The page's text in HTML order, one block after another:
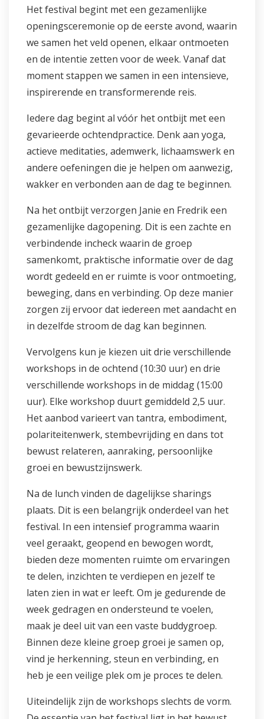
Het festival begint met een gezamenlijke
openingsceremonie op de eerste avond, waarin
we samen het veld openen, elkaar ontmoeten
en de intentie zetten voor de week. Vanaf dat
moment stappen we samen in een intensieve,
inspirerende en transformerende reis.
Iedere dag begint al vóór het ontbijt met een
gevarieerde ochtendpractice. Denk aan yoga,
actieve meditaties, ademwerk, lichaamswerk en
andere oefeningen die je helpen om aanwezig,
wakker en verbonden aan de dag te beginnen.
Na het ontbijt verzorgen Janie en Fredrik een
gezamenlijke dagopening. Dit is een zachte en
verbindende incheck waarin de groep
samenkomt, praktische informatie over de dag
wordt gedeeld en er ruimte is voor ontmoeting,
beweging, dans en verbinding. Op deze manier
zorgen zij ervoor dat iedereen met aandacht en
in dezelfde stroom de dag kan beginnen.
Vervolgens kun je kiezen uit drie verschillende
workshops in de ochtend (10:30 uur) en drie
verschillende workshops in de middag (15:00
uur). Elke workshop duurt gemiddeld 2,5 uur.
Het aanbod varieert van tantra, embodiment,
polariteitenwerk, stembevrijding en dans tot
bewust relateren, aanraking, persoonlijke
groei en bewustzijnswerk.
Na de lunch vinden de dagelijkse sharings
plaats. Dit is een belangrijk onderdeel van het
festival. In een intensief programma waarin
veel geraakt, geopend en bewogen wordt,
bieden deze momenten ruimte om ervaringen
te delen, inzichten te verdiepen en jezelf te
laten zien in wat er leeft. Om je gedurende de
week gedragen en ondersteund te voelen,
maak je deel uit van een vaste buddygroep.
Binnen deze kleine groep groei je samen op,
vind je herkenning, steun en verbinding, en
heb je een veilige plek om je proces te delen.
Uiteindelijk zijn de workshops slechts de vorm.